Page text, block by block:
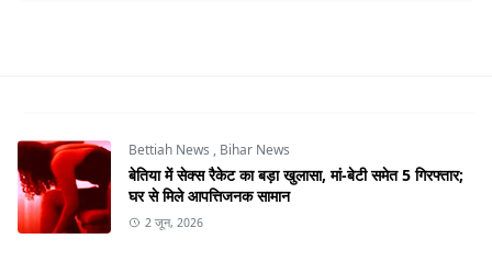
Bettiah News , Bihar News
बेतिया में सेक्स रैकेट का बड़ा खुलासा, मां-बेटी समेत 5 गिरफ्तार;
घर से मिले आपत्तिजनक सामान
2 जून, 2026